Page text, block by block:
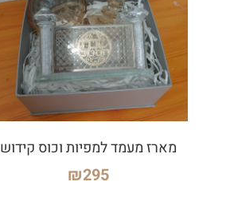
מארז מעמד למפיות וכוס קידוש
₪295